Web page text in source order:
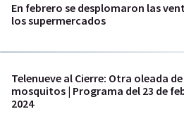
En febrero se desplomaron las
los supermercados
Telenueve al Cierre: Otra oleada de
mosquitos | Programa del 23 de
2024